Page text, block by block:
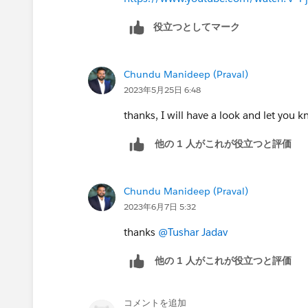
役立つとしてマーク
Chundu Manideep (Praval)
2023年5月25日 6:48
thanks, I will have a look and let you
他の 1 人がこれが役立つと評価
Chundu Manideep (Praval)
2023年6月7日 5:32
thanks @Tushar Jadav
他の 1 人がこれが役立つと評価
コメントを追加